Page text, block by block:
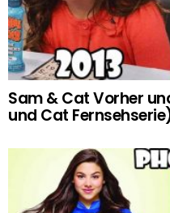
Sam & Cat Vorher
und Cat